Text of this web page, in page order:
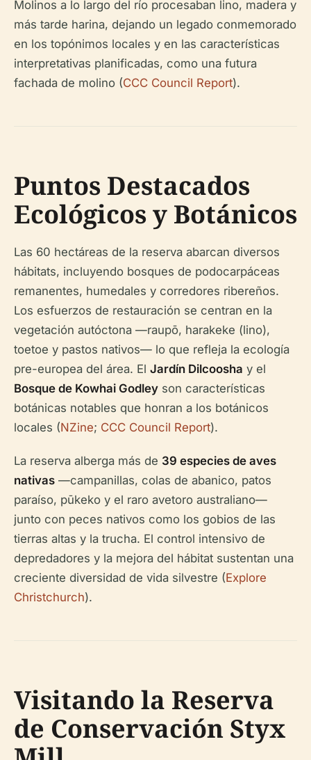
Molinos a lo largo del río procesaban lino, madera y
más tarde harina, dejando un legado conmemorado
en los topónimos locales y en las características
interpretativas planificadas, como una futura
fachada de molino (CCC Council Report).
Puntos Destacados
Ecológicos y Botánicos
Las 60 hectáreas de la reserva abarcan diversos
hábitats, incluyendo bosques de podocarpáceas
remanentes, humedales y corredores ribereños.
Los esfuerzos de restauración se centran en la
vegetación autóctona —raupō, harakeke (lino),
toetoe y pastos nativos— lo que refleja la ecología
pre-europea del área. El Jardín Dilcoosha y el
Bosque de Kowhai Godley son características
botánicas notables que honran a los botánicos
locales (NZine; CCC Council Report).
La reserva alberga más de 39 especies de aves
nativas —campanillas, colas de abanico, patos
paraíso, pūkeko y el raro avetoro australiano—
junto con peces nativos como los gobios de las
tierras altas y la trucha. El control intensivo de
depredadores y la mejora del hábitat sustentan una
creciente diversidad de vida silvestre (Explore
Christchurch).
Visitando la Reserva
de Conservación Styx